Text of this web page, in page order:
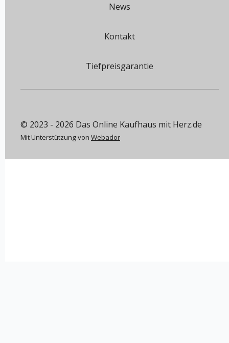
News
Kontakt
Tiefpreisgarantie
© 2023 - 2026 Das Online Kaufhaus mit Herz.de
Mit Unterstützung von Webador